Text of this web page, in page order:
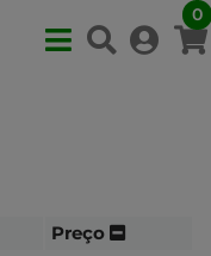
0
Preço